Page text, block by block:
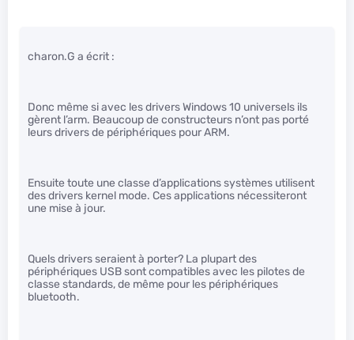
charon.G a écrit :
Donc même si avec les drivers Windows 10 universels ils
gèrent l’arm. Beaucoup de constructeurs n’ont pas porté
leurs drivers de périphériques pour ARM.
Ensuite toute une classe d’applications systèmes utilisent
des drivers kernel mode. Ces applications nécessiteront
une mise à jour.
Quels drivers seraient à porter? La plupart des
périphériques USB sont compatibles avec les pilotes de
classe standards, de même pour les périphériques
bluetooth.